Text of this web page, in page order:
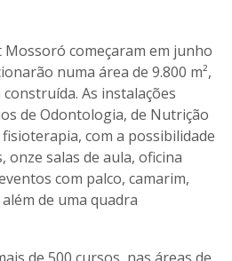
Mossoró começaram em junho
numa área de 9.800 m²,
construída. As instalações
de Odontologia, de Nutrição
com a possibilidade
onze salas de aula, oficina
com palco, camarim,
de uma quadra